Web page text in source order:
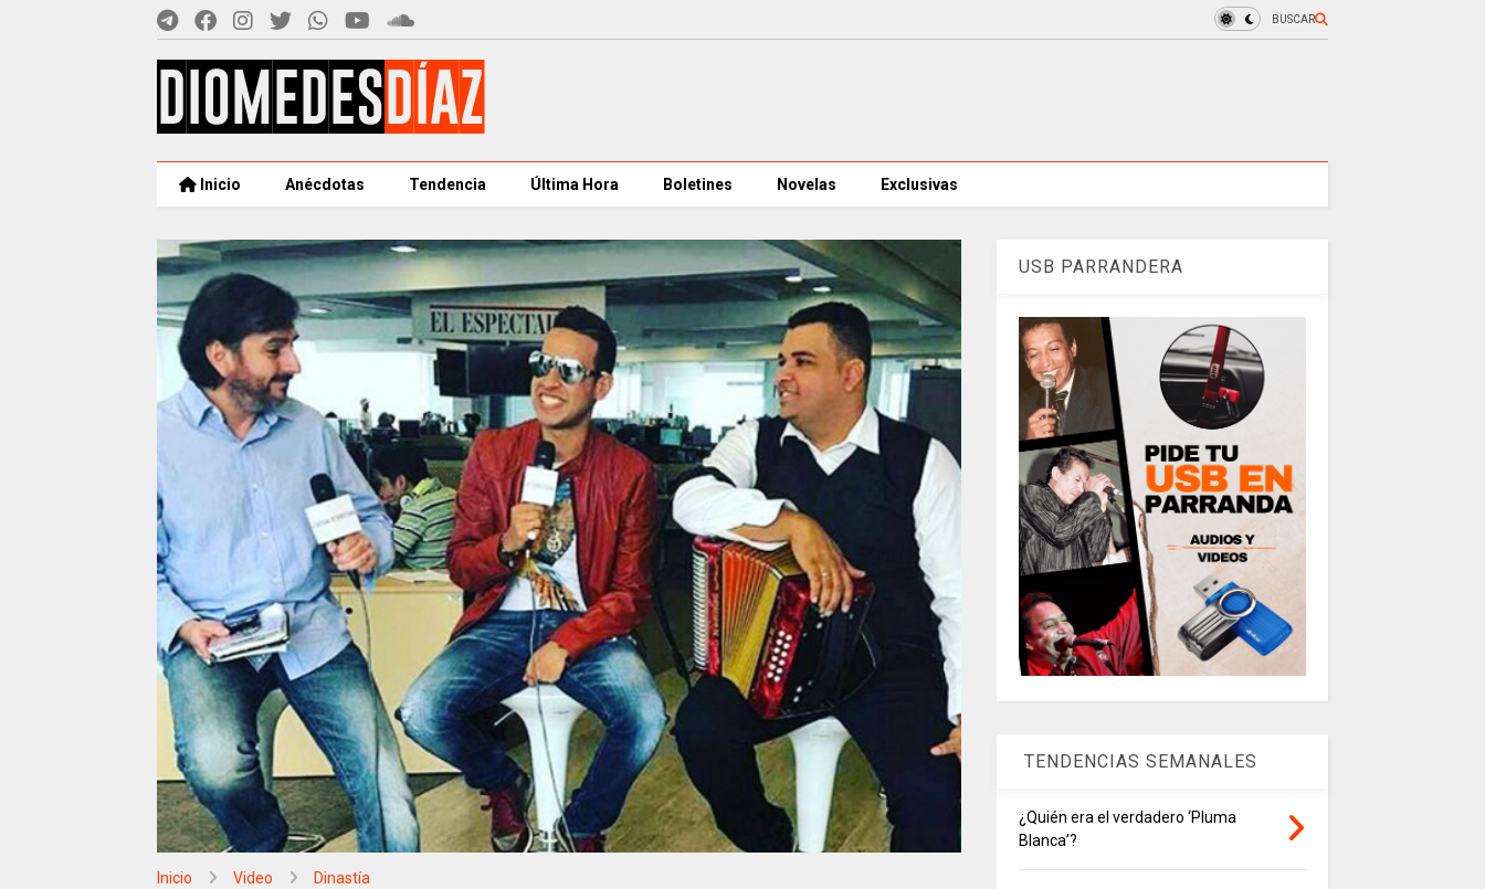
BUSCAR
Inicio Anécdotas Tendencia Última Hora Boletines Novelas Exclusivas
Inicio Video Dinastía
USB PARRANDERA
TENDENCIAS SEMANALES
¿Quién era el verdadero ‘Pluma
Blanca’?